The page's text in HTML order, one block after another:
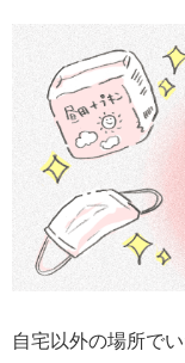
自宅以外の場所で